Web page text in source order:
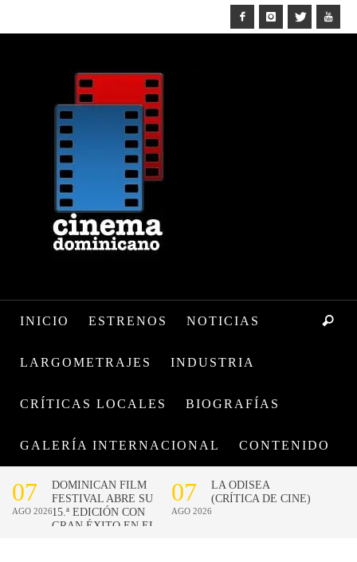
INICIO ESTRENOS NOTICIAS
LARGOMETRAJES INDUSTRIA
CRÍTICAS LOCALES BIOGRAFÍAS
GALERÍA INTERNACIONAL CONTENIDO